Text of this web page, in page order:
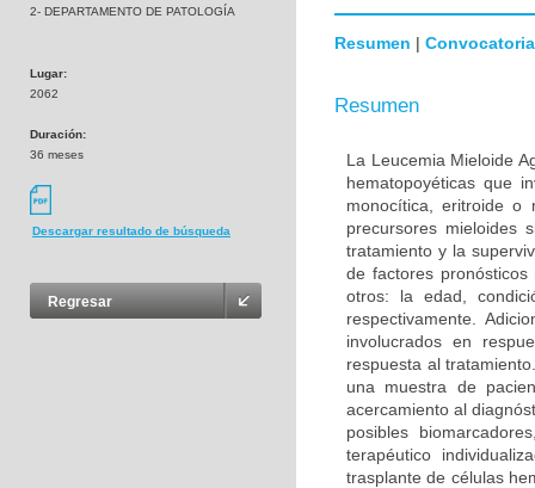
2- DEPARTAMENTO DE PATOLOGÍA
Lugar:
2062
Duración:
36 meses
Descargar resultado de búsqueda
Regresar
Resumen | Convocatoria
Resumen
La Leucemia Mieloide
hematopoyéticas que
monocítica, eritroide o
precursores mieloides
tratamiento y la
de factores
otros: la edad,
respectivamente.
involucrados en
respuesta al
una muestra de
acercamiento al
posibles
terapéutico
trasplante de células